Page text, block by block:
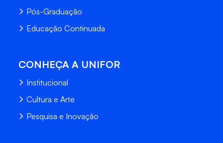
Pós-Graduação
Educação Continuada
CONHEÇA A UNIFOR
Institucional
Cultura e Arte
Pesquisa e Inovação